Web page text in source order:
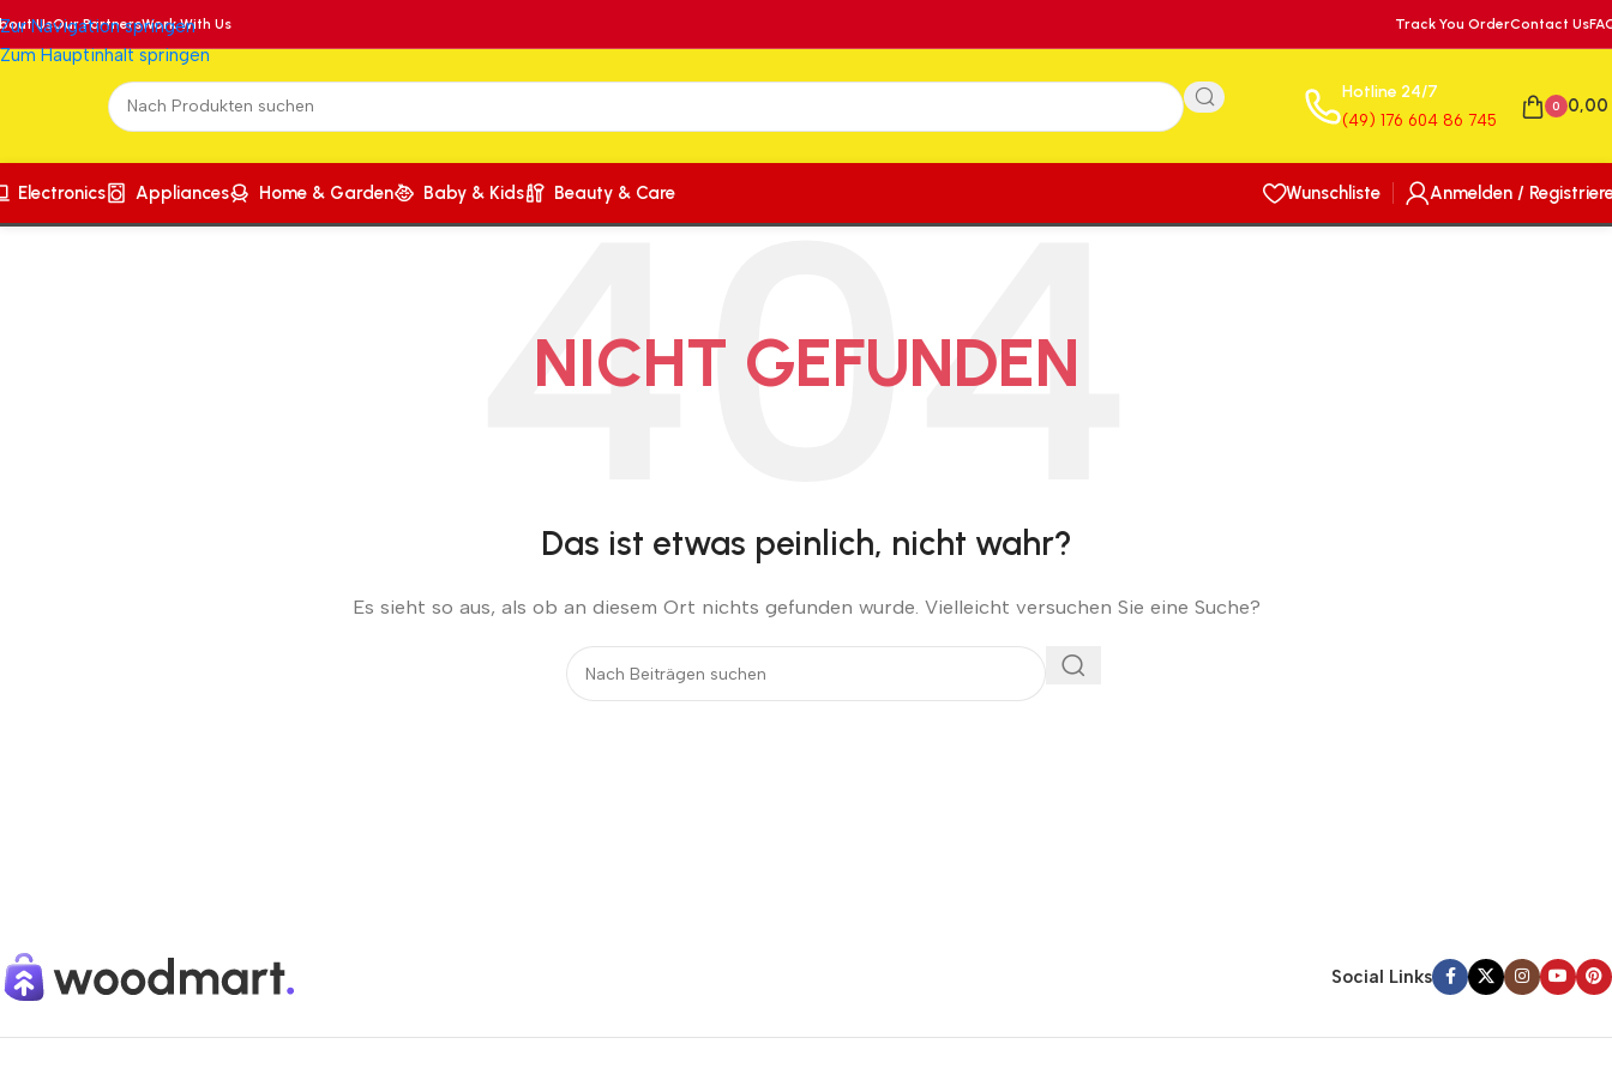
Zur Navigation springen
Zum Hauptinhalt springen
UsOur PartnersWork With Us Track You OrderContact Us
Hotline 24/7
(49) 176 604 86 745
0 0,00
Electronics Appliances Home & Garden Baby & Kids Beauty & Care Wunschliste Anmelden /
NICHT GEFUNDEN
Das ist etwas peinlich, nicht wahr?
Es sieht so aus, als ob an diesem Ort nichts gefunden wurde. Vielleicht versuchen Sie eine Suche?
Social Links